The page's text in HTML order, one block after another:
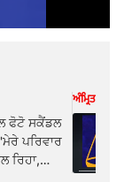
ਫੋਟੋ ਸਕੈਂਡਲ
ਪਰਿਵਾਰ
ਰਿਹਾ,
ਅੰਮ੍ਰਿਤਸਰ